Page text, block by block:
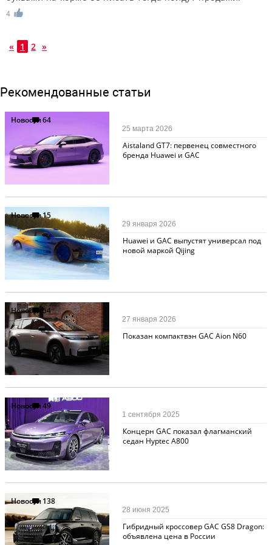
4
« 1 2 »
Рекомендованные статьи
Новости64
Aistaland GT7: первенец совместного
бренда Huawei и GAC
25 марта 2026
Новости15
Huawei и GAC выпустят универсал под
новой маркой Qijing
29 января 2026
Новости 54
Показан компактвэн GAC Aion N60
27 января 2026
Новости49
Концерн GAC показал флагманский
седан Hyptec A800
1 сентября 2025
Новости138
Гибридный кроссовер GAC GS8 Dragon:
объявлена цена в России
28 июня 2025